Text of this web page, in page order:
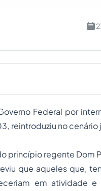
Federal por
reintroduziu no
princípio regente Dom
que aqueles que,
em atividade